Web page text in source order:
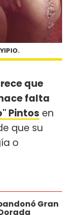
que
falta
Pintos en
que su
o
Gran